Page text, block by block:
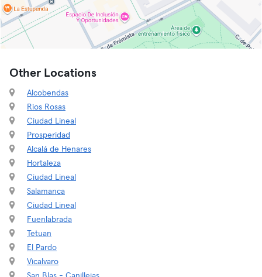
Other Locations
Alcobendas
Rios Rosas
Ciudad Lineal
Prosperidad
Alcalá de Henares
Hortaleza
Ciudad Lineal
Salamanca
Ciudad Lineal
Fuenlabrada
Tetuan
El Pardo
Vicalvaro